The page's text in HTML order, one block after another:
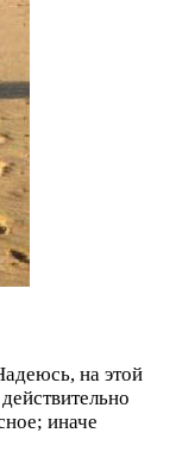
на этой
иначе